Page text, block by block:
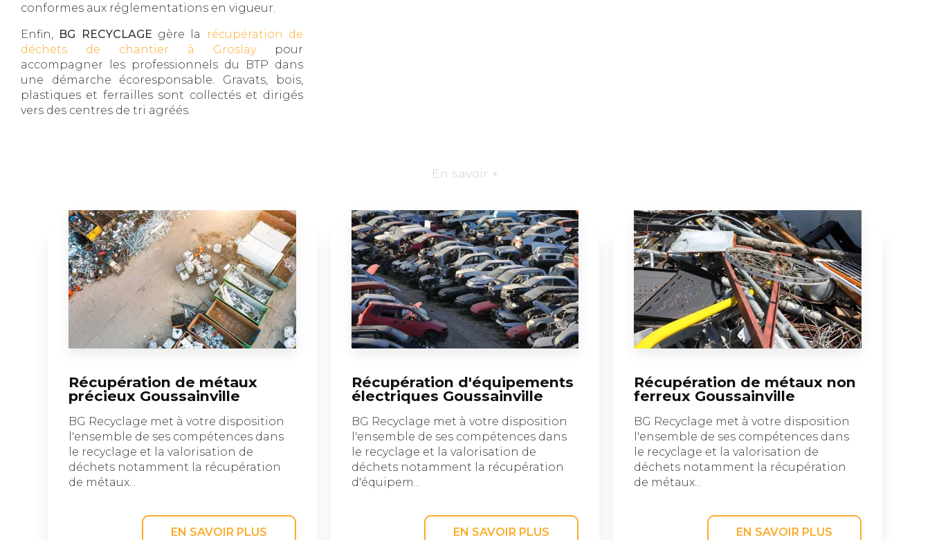
conformes aux réglementations en vigueur.
Enfin, BG RECYCLAGE gère la
récupération de
déchets de chantier à Groslaypour
accompagner les professionnels du BTP dans
une démarche écoresponsable. Gravats, bois,
plastiques et ferrailles sont collectés et dirigés
vers des centres de tri agréés.
En savoir +
Récupération de métaux
précieux Goussainville
BG Recyclage met à votre disposition
l'ensemble de ses compétences dans
le recyclage et la valorisation de
déchets notamment la récupération
de métaux...
EN SAVOIR PLUS
Récupération d'équipements
électriques Goussainville
BG Recyclage met à votre disposition
l'ensemble de ses compétences dans
le recyclage et la valorisation de
déchets notamment la récupération
d'équipem...
EN SAVOIR PLUS
Récupération de métaux non
ferreux Goussainville
BG Recyclage met à votre disposition
l'ensemble de ses compétences dans
le recyclage et la valorisation de
déchets notamment la récupération
de métaux...
EN SAVOIR PLUS